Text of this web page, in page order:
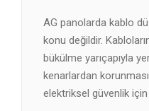
AG panolarda kablo
konu değildir.
bükülme yarıçapıyla
kenarlardan korunması
elektriksel güvenlik